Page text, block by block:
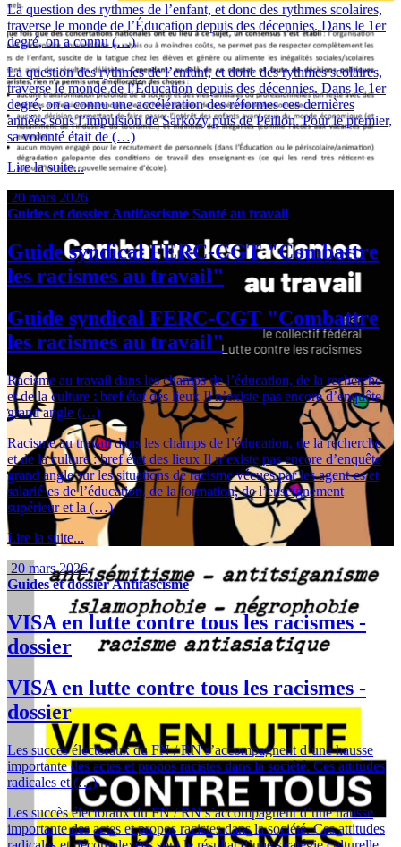
La question des rythmes de l’enfant, et donc des rythmes scolaires,
traverse le monde de l’Éducation depuis des décennies. Dans le 1er
degré, on a connu (…)
La question des rythmes de l’enfant, et donc des rythmes scolaires,
traverse le monde de l’Éducation depuis des décennies. Dans le 1er
degré, on a connu une accélération des réformes ces dernières
années sous l’impulsion de Sarkozy puis de Peillon. Pour le premier,
sa volonté était de (…)
Lire la suite...
20 mars 2026
Guides et dossier Antifascisme Santé au travail
Guide syndical FERC-CGT "Combattre
les racismes au travail"
Guide syndical FERC-CGT "Combattre
les racismes au travail"
Racisme au travail dans les champs de l’éducation, de la recherche
et de la culture : bref état des lieux Il n’existe pas encore d’enquête
grand angle (…)
Racisme au travail dans les champs de l’éducation, de la recherche
et de la culture : bref état des lieux Il n’existe pas encore d’enquête
grand angle sur les situations de racisme vécues par les agent·es et
salarié·es de l’éducation, de la formation, de l’enseignement
supérieur et la (…)
Lire la suite...
20 mars 2026
Guides et dossierAntifascisme
VISA en lutte contre tous les racismes -
dossier
VISA en lutte contre tous les racismes -
dossier
Les succès électoraux du FN / RN s’accompagnent d’une hausse
importante des actes et propos racistes dans la société. Ces attitudes
radicales et (…)
Les succès électoraux du FN / RN s’accompagnent d’une hausse
importante des actes et propos racistes dans la société. Ces attitudes